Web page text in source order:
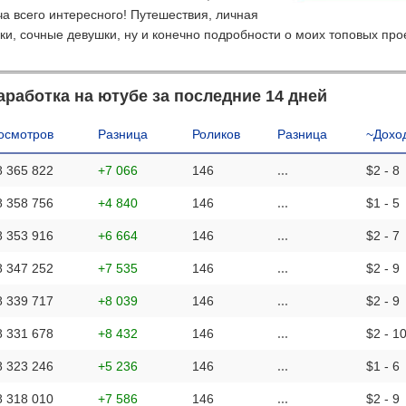
всего интересного! Путешествия, личная
сочные девушки, ну и конечно подробности о моих топовых
на ютубе за последние 14 дней
Разница Роликов Разница
365 822 +7 066 146 ... $2 - 8
358 756 +4 840 146 ... $1 - 5
353 916 +6 664 146 ... $2 - 7
347 252 +7 535 146 ... $2 - 9
339 717 +8 039 146 ... $2 - 9
331 678 +8 432 146 ... $2 - 10
323 246 +5 236 146 ... $1 - 6
318 010 +7 586 146 ... $2 - 9